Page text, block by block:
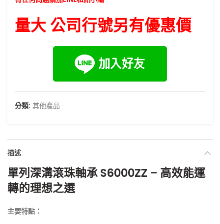
量大 公司行號另有優惠價
分類: 其他產品
描述
單列深溝滾珠軸承 S6000ZZ – 高效能運
轉的理想之選
主要特點：